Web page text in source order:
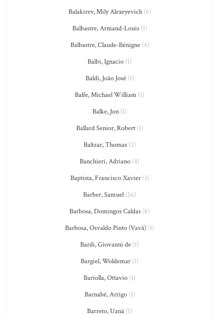
Balakirev, Mily Alexeyevich(6)
Balbastre, Armand-Louis(1)
Balbastre, Claude-Bénigne(4)
Balbi, Ignacio (1)
Baldi, João José(1)
Balfe, Michael William (1)
Balke, Jon (1)
Ballard Senior, Robert(1)
Baltzar, Thomas(2)
Banchieri, Adriano (4)
Baptista, Francisco Xavier(3)
Barber, Samuel (26)
Barbosa, Domingos Caldas (8)
Barbosa, Osvaldo Pinto (Vavá) (1)
Bardi, Giovanni de (1)
Bargiel, Woldemar (1)
Bariolla, Ottavio (1)
Barnabé, Arrigo(1)
Barreto, Uaná (1)